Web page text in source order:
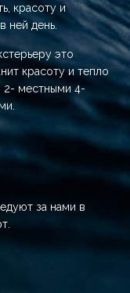
красоту и
ней день.
это
красоту и тепло
2- местными 4-
за нами в